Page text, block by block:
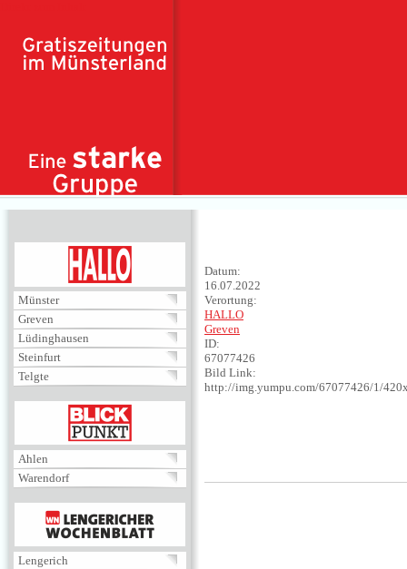
Münster
Greven
Lüdinghausen
Steinfurt
Telgte
BLICKPUNKT
Ahlen
Warendorf
MENÜ
Lengerich
Datum:
16.07.2022
Verortung:
HALLO
Greven
ID:
67077426
Bild Link:
http://img.yumpu.com/67077426/1/